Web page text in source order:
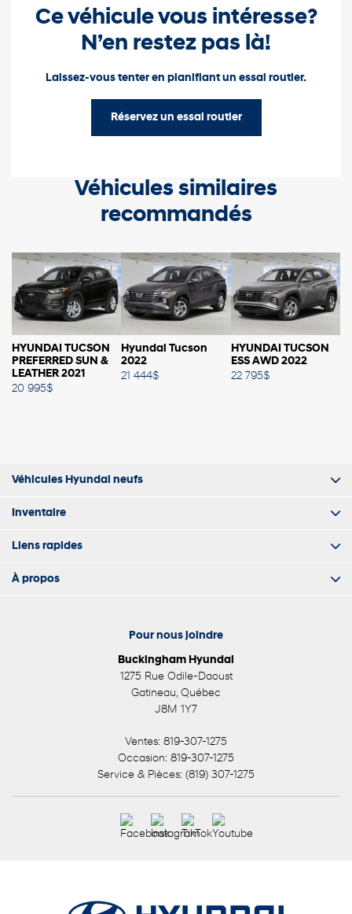
Ce véhicule vous intéresse?
N’en restez pas là!
Laissez-vous tenter en planifiant un essai routier.
Réservez un essai routier
Véhicules similaires
recommandés
HYUNDAI TUCSON
PREFERRED SUN &
LEATHER 2021
20 995$
Hyundai Tucson
2022
21 444$
HYUNDAI TUCSON
ESS AWD 2022
22 795$
Pour nous joindre
Buckingham Hyundai
1275 Rue Odile-Daoust
Gatineau, Québec
J8M 1Y7
Ventes: 819-307-1275
Occasion: 819-307-1275
Service & Pièces: (819) 307-1275
Véhicules Hyundai neufs
Inventaire
Liens rapides
À propos